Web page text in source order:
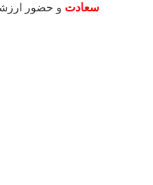
سعادت و حضور